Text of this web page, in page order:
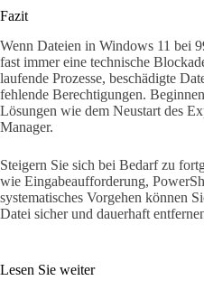
Fazit
Wenn Dateien in Windows 11 bei
fast immer eine technische
laufende Prozesse, beschädigte
fehlende Berechtigungen.
Lösungen wie dem Neustart des
Manager.
Steigern Sie sich bei Bedarf zu
wie Eingabeaufforderung,
systematisches Vorgehen können
Datei sicher und dauerhaft
Lesen Sie weiter